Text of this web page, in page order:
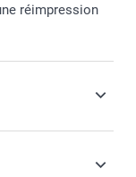
réimpression
et hors frais de